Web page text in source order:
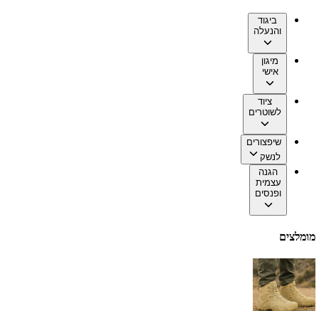
ביגוד
והנעלה
מיגון
אישי
ציוד
לשוטרים
שיפצורים
לנשק
הגנה
עצמית
ופנסים
מומלצים